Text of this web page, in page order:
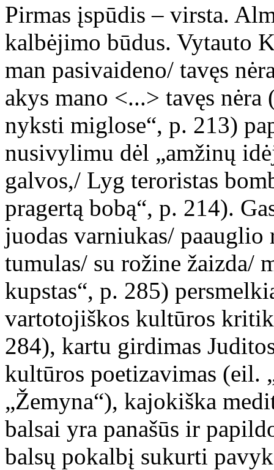
Pirmas įspūdis – virsta.
kalbėjimo būdus. Vytauto
man pasivaideno/ tavęs
akys mano <...> tavęs
nyksti miglose“, p. 213)
nusivylimu dėl „amžinų
galvos,/ Lyg teroristas
pragertą bobą“, p. 214).
juodas varniukas/ paauglio
tumulas/ su rožine žaizda/
kupstas“, p. 285)
vartotojiškos kultūros
284), kartu girdimas
kultūros poetizavimas (eil.
„Žemyna“), kajokiška
balsai yra panašūs ir
balsų pokalbį sukurti